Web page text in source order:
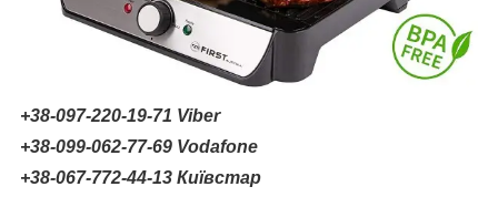
+38-097-220-19-71 Viber
+38-099-062-77-69 Vodafone
+38-067-772-44-13 Київстар